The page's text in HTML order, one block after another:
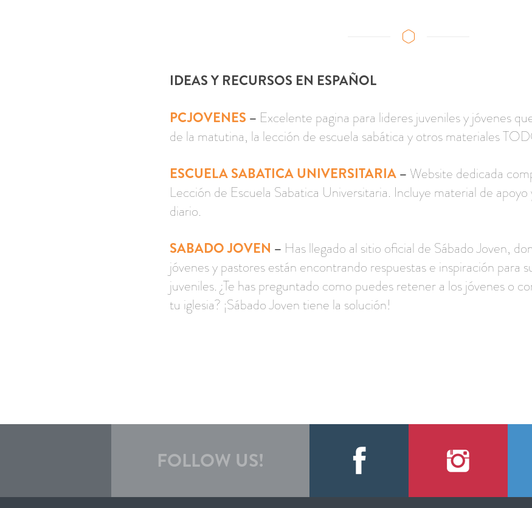
IDEAS Y RECURSOS EN ESPAÑOL
PCJOVENES – Excelente pagina para lideres juveniles y jóvenes
de la matutina, la lección de escuela sabática y otros materiales
ESCUELA SABATICA UNIVERSITARIA– Website dedicada
Lección de Escuela Sabatica Universitaria. Incluye material de
diario.
SABADO JOVEN – Has llegado al sitio oficial de Sábado Joven,
jóvenes y pastores están encontrando respuestas e inspiración para
juveniles. ¿Te has preguntado como puedes retener a los jóvenes o
tu iglesia? ¡Sábado Joven tiene la solución!
FOLLOW US!